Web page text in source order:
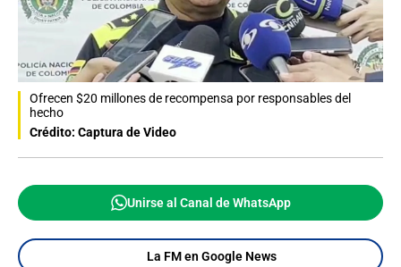
Ofrecen $20 millones de recompensa por responsables del
hecho
Crédito: Captura de Video
Unirse al Canal de WhatsApp
La FM en Google News